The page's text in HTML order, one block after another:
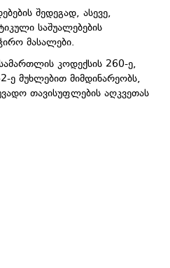
შედეგად, ასევე,
საშუალებების
მასალები.
კოდექსის 260-ე,
ე მუხლებით მიმდინარეობს,
თავისუფლების აღკვეთას